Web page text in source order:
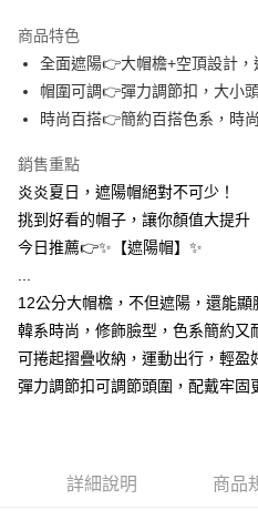
合作金庫商業銀行
華南商業銀行
上海商業儲蓄銀行
國泰世華商業銀行
匯豐（台灣）商業銀行
聯邦商業銀行
元大商業銀行
台新國際商業銀行
超商取貨付款
LINE Pay
街口支付
悠遊付
AFTEE先享後付
相關說明
【關於「AFTEE先享後付」】
AFTEE先享後付是「在收到商品之後才
便利好安心！
１．簡單：不需註冊會員、不需綁卡、
２．便利：只要手機號碼，簡訊認證，
結帳頁面，進行簡訊認證並確認金額後
ATM付款
運送方式
付款後全家取貨
商品特色
全面遮陽👉大帽檐+空頂設計，
帽圍可調👉彈力調節扣，大小
時尚百搭👉簡約百搭色系，時
銷售重點
炎炎夏日，遮陽帽絕對不可少！
挑到好看的帽子，讓你顏值大提升
今日推薦👉✨【遮陽帽】✨
12公分大帽檐，不但遮陽，還能顯
韓系時尚，修飾臉型，色系簡約又
可捲起摺疊收納，運動出行，輕盈
彈力調節扣可調節頭圍，配戴牢固
詳細說明 商品